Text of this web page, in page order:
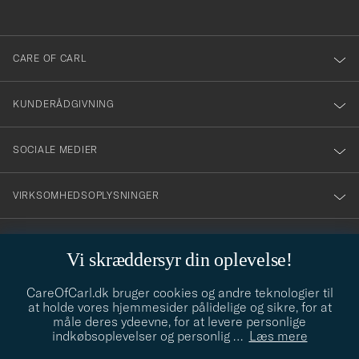
Vi skræddersyr din oplevelse!
CareOfCarl.dk bruger cookies og andre teknologier til
at holde vores hjemmesider pålidelige og sikre, for at
måle deres ydeevne, for at levere personlige
indkøbsoplevelser og personlig … Læs mere
dig
till
vårt
nyhetsbrev!
CARE OF CARL
KUNDERÅDGIVNING
SOCIALE MEDIER
VIRKSOMHEDSOPLYSNINGER
info@careofcarl.dk
Behøver du hjælp til at finde din stil? Lad os hjælpe dig, vi hjælper
gerne til!
STILRÅD